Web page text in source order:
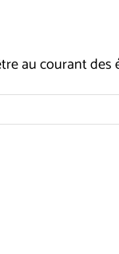
au courant des